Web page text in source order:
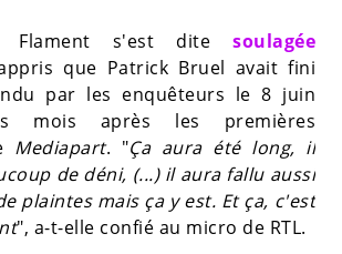
Flament s'est dite soulagée
que Patrick Bruel avait fini
par les enquêteurs le 8 juin
mois après les premières
Mediapart. "Ça aura été long, il
de déni, (...) il aura fallu aussi
plaintes mais ça y est. Et ça, c'est
", a-t-elle confié au micro de RTL.